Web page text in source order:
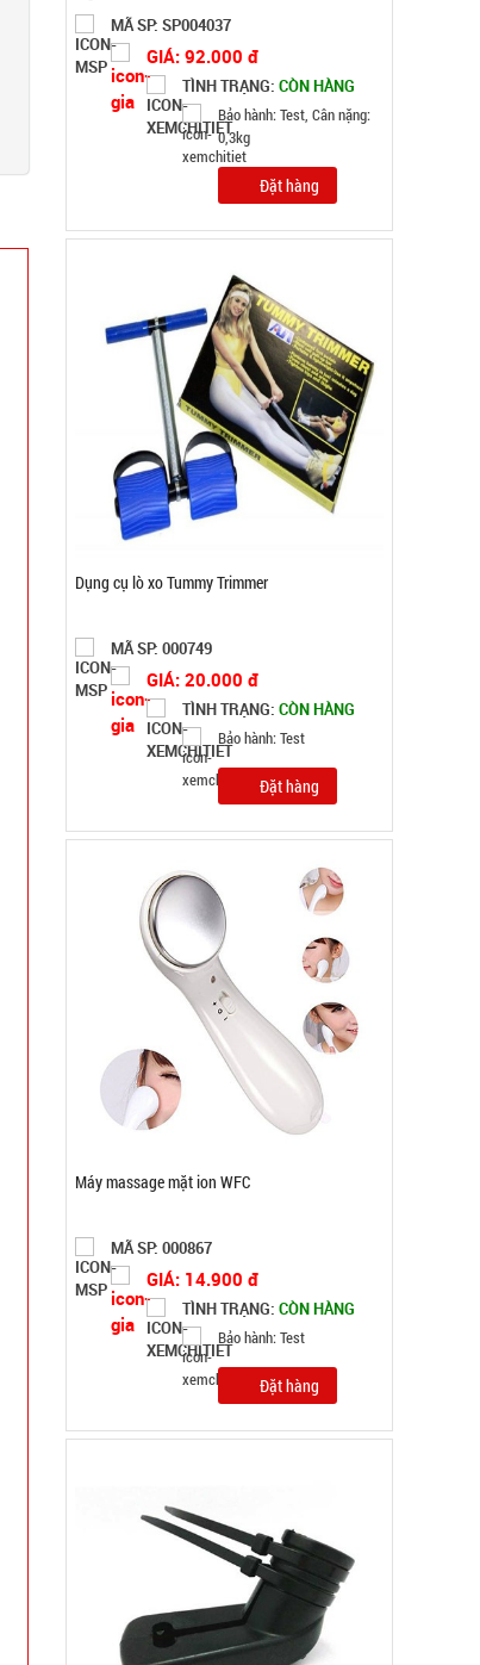
MÃ SP: 000749
GIÁ: 20.000 đ
TÌNH TRẠNG: CÒN HÀNG
Bảo hành: Test
Đặt hàng
GIÁ: 14.900 đ
TÌNH TRẠNG:
Bảo hành: Test
Đặt hàng
Full Vat )
GIÁ: 2.200 đ
TÌNH TRẠNG:
Bảo hành: Test
Đặt hàng